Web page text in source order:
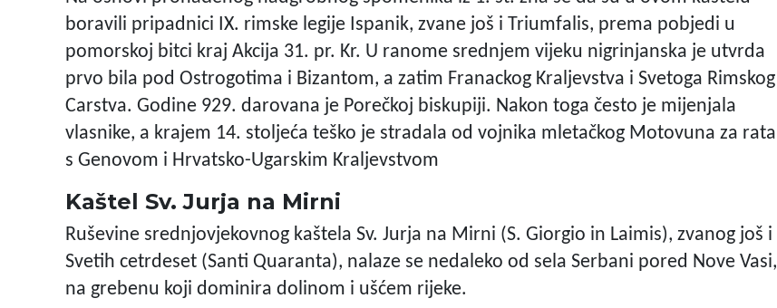
boravili pripadnici IX. rimske legije Ispanik, zvane još i Triumfalis, prema pobjedi u
pomorskoj bitci kraj Akcija 31. pr. Kr. U ranome srednjem vijeku nigrinjanska je utvrda
prvo bila pod Ostrogotima i Bizantom, a zatim Franackog Kraljevstva i Svetoga Rimskog
Carstva. Godine 929. darovana je Porečkoj biskupiji. Nakon toga često je mijenjala
vlasnike, a krajem 14. stoljeća teško je stradala od vojnika mletačkog Motovuna za rata
s Genovom i Hrvatsko-Ugarskim Kraljevstvom
Kaštel Sv. Jurja na Mirni
Ruševine srednjovjekovnog kaštela Sv. Jurja na Mirni (S. Giorgio in Laimis), zvanog još i
Svetih cetrdeset (Santi Quaranta), nalaze se nedaleko od sela Serbani pored Nove Vasi,
na grebenu koji dominira dolinom i ušćem rijeke.